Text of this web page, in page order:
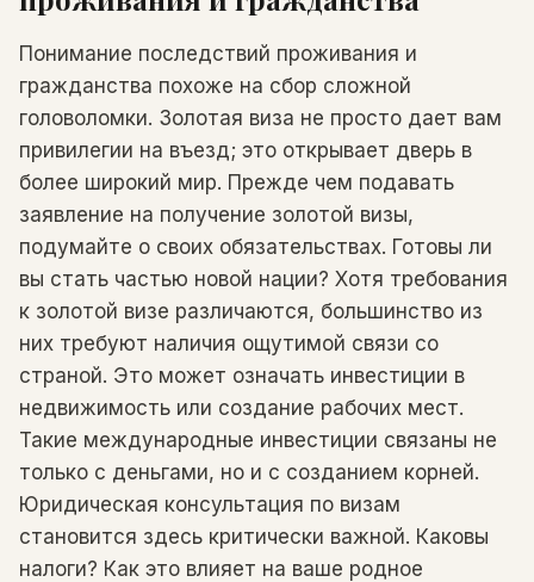
Понимание последствий проживания и
гражданства похоже на сбор сложной
головоломки. Золотая виза не просто дает вам
привилегии на въезд; это открывает дверь в
более широкий мир. Прежде чем подавать
заявление на получение золотой визы,
подумайте о своих обязательствах. Готовы ли
вы стать частью новой нации? Хотя требования
к золотой визе различаются, большинство из
них требуют наличия ощутимой связи со
страной. Это может означать инвестиции в
недвижимость или создание рабочих мест.
Такие международные инвестиции связаны не
только с деньгами, но и с созданием корней.
Юридическая консультация по визам
становится здесь критически важной. Каковы
налоги? Как это влияет на ваше родное